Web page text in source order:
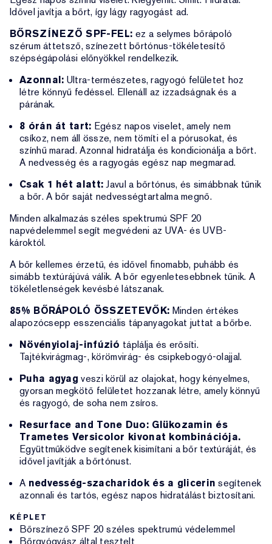
Idővel javítja a bőrt, így lágy ragyogást ad.
BŐRSZÍNEZŐ SPF-FEL: ez a selymes bőrápoló
szérum áttetsző, színezett bőrtónus-tökéletesítő
szépségápolási előnyökkel rendelkezik.
Azonnal: Ultra-természetes, ragyogó felületet hoz
létre könnyű fedéssel. Ellenáll az izzadságnak és a
párának.
8 órán át tart: Egész napos viselet, amely nem
csíkoz, nem áll össze, nem tömíti el a pórusokat, és
színhű marad. Azonnal hidratálja és kondicionálja a bőrt.
A nedvesség és a ragyogás egész nap megmarad.
Csak 1 hét alatt:Javul a bőrtónus, és simábbnak tűnik
a bőr. A bőr saját nedvességtartalma megnő.
Minden alkalmazás széles spektrumú SPF 20
napvédelemmel segít megvédeni az UVA- és UVB-
károktól.
A bőr kellemes érzetű, és idővel finomabb, puhább és
simább textúrájúvá válik. A bőr egyenletesebbnek tűnik. A
tökéletlenségek kevésbé látszanak.
85% BŐRÁPOLÓ ÖSSZETEVŐK: Minden értékes
alapozócsepp esszenciális tápanyagokat juttat a bőrbe.
Növényiolaj-infúzió táplálja és erősíti.
Tajtékvirágmag-, körömvirág- és csipkebogyó-olajjal.
Puha agyag veszi körül az olajokat, hogy kényelmes,
gyorsan megkötő felületet hozzanak létre, amely könnyű
és ragyogó, de soha nem zsíros.
Resurface and Tone Duo: Glükozamin és
Trametes Versicolor kivonat kombinációja.
Együttműködve segítenek kisimítani a bőr textúráját, és
idővel javítják a bőrtónust.
A nedvesség-szacharidok és a glicerin segítenek
azonnali és tartós, egész napos hidratálást biztosítani.
KÉPLET
Bőrszínező SPF 20 széles spektrumú védelemmel
Bőrgyógyász által tesztelt